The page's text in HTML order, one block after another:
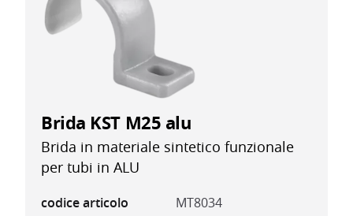
Brida KST M25 alu
Brida in materiale sintetico funzionale
per tubi in ALU
codice articolo
MT8034